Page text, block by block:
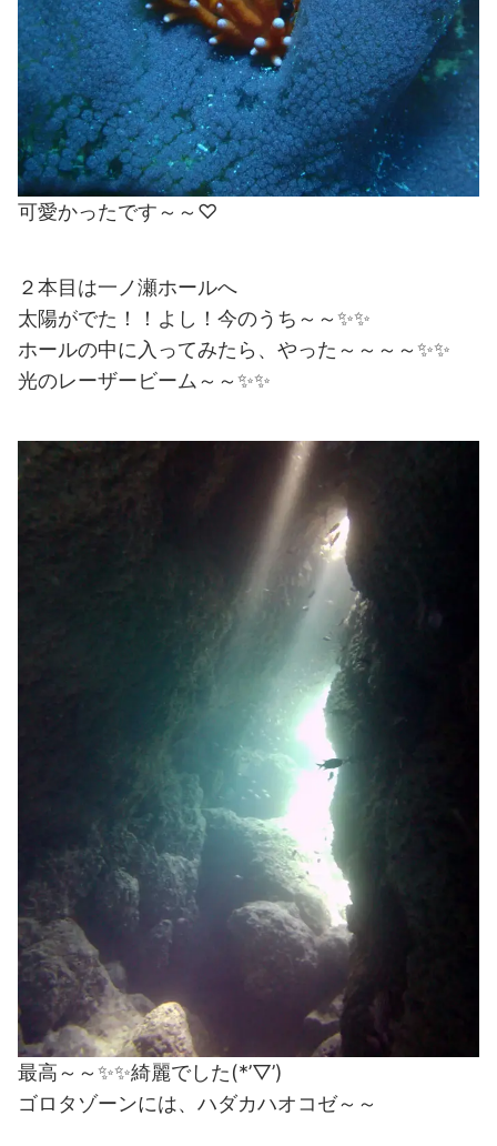
可愛かったです～～♡
２本目は一ノ瀬ホールへ
太陽がでた！！よし！今のうち～～✨✨
ホールの中に入ってみたら、やった～～～～✨✨
光のレーザービーム～～✨✨
最高～～✨✨綺麗でした(*’▽’)
ゴロタゾーンには、ハダカハオコゼ～～